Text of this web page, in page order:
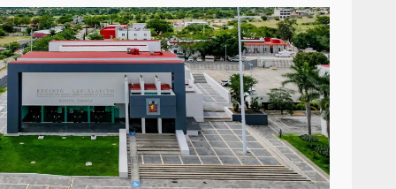
6
Sanciona Municipio de Oaxaca
de Juárez caso de maltrato
animal tras denuncia ciudadana
16 julio 2026
Detienen a Ernesto Ruffo en
Baja California; FGR lo investiga
por presuntos delitos de
delincuencia organizada y